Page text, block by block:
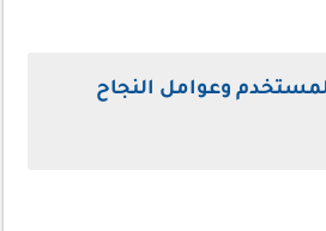
وعوامل النجاح